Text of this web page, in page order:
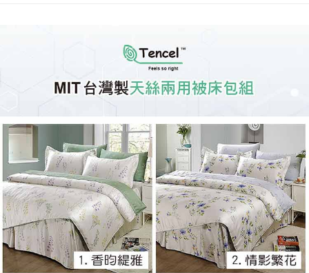
１．於結帳方式選擇「AFTEE先享後付」後，將跳轉至「AFTEE先享後付」
結帳頁面，進行簡訊認證並確認金額後，即可完成結帳。
２．訂單成立數日內，您將收到繳費通知簡訊。
３．收到繳費通知簡訊後14天內，點擊此簡訊中的連結，可透過四大超商／
ATM／網路銀行／等多元方式進行付款，方視為交易完成。
購買商品的店家。未經商家同意取消之訂單仍視為有效，需透過AFTEE先享
後付繳納相關費用。
※ 交易是否成功請以「AFTEE先享後付 」之結帳頁面顯示為準，若有關於
是否繳費成功／繳費後需取消欲退款等相關疑問，請聯繫「AFTEE先享後付
客戶支援中心」https://netprotections.freshdesk.com/support/home
【注意事項】
１．透過由恩沛科技股份有限公司提供之「AFTEE先享後付」服務完成之交
易，需依本服務之必要範圍內提供個人資料，並將交易相關給付款項請求債
權轉讓予恩沛科技股份有限公司。
２．關於個人資料處理事宜，請瀏覽以下網址：
https://aftee.tw/terms/#terms3
３．未成年的使用者請事先徵得法定代理人或監護人之同意方可使用